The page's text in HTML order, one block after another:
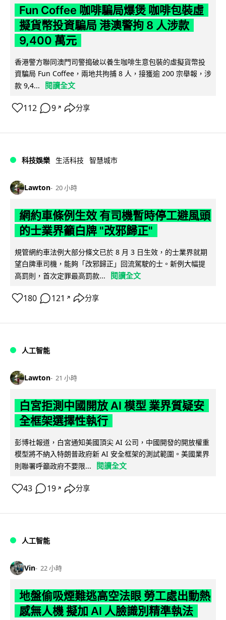
Fun Coffee 咖啡騙局爆煲 咖啡包裝虛
擬貨幣投資騙局 港澳警拘 8 人涉款
9,400 萬元
香港警方聯同澳門司警搗破以養生咖啡生意包裝的虛擬貨幣投
資騙局 Fun Coffee，兩地共拘捕 8 人，接獲逾 200 宗舉報，涉
款 9,4...
閱讀全文
112 9 ↗ 分享
科技娛樂 生活科技 智慧城市
Lawton 20 小時
網約車條例生效 有司機暫時停工避風頭
的士業界籲白牌 "改邪歸正"
規管網約車法例大部分條文已於 8 月 3 日生效，的士業界就期
望白牌車司機，能夠「改邪歸正」回流駕駛的士。新例大幅提
高罰則，首次定罪最高罰款...
閱讀全文
180 121 ↗ 分享
人工智能
Lawton 21 小時
白宮拒測中國開放 AI 模型 業界質疑安
全框架選擇性執行
彭博社報道，白宮通知美國頂尖 AI 公司，中國開發的開放權重
模型將不納入特朗普政府新 AI 安全框架的測試範圍。美國業界
則聯署呼籲政府不要限...
閱讀全文
43 19 ↗ 分享
人工智能
Vin 22 小時
地盤偷吸煙難逃高空法眼 勞工處出動熱
感無人機 擬加 AI 人臉識別精準執法